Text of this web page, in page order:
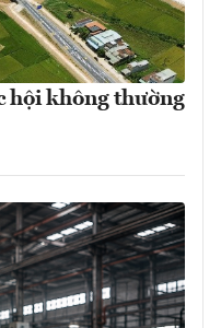
hội không thường